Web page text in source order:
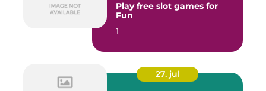
Play free slot games for
Fun
1
27. jul